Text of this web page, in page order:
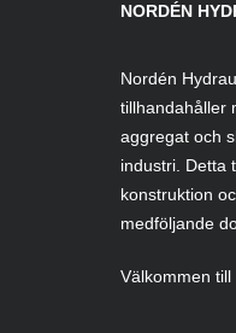
NORDÉN
Nordén
tillhandahåller
aggregat och
industri. Detta
konstruktion
medföljande
Välkommen till